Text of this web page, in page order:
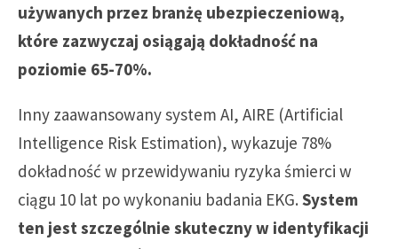
używanych przez branżę ubezpieczeniową,
które zazwyczaj osiągają dokładność na
poziomie 65-70%.
Inny zaawansowany system AI, AIRE (Artificial
Intelligence Risk Estimation), wykazuje 78%
dokładność w przewidywaniu ryzyka śmierci w
ciągu 10 lat po wykonaniu badania EKG. System
ten jest szczególnie skuteczny w identyfikacji